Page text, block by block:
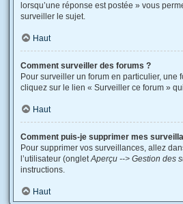
lorsqu’une réponse est postée » vous
surveiller le sujet.
Haut
Comment surveiller des forums ?
Pour surveiller un forum en particulier, une
cliquez sur le lien « Surveiller ce forum »
Haut
Comment puis-je supprimer mes
Pour supprimer vos surveillances, allez
l’utilisateur (ongletAperçu --> Gestion des
instructions.
Haut